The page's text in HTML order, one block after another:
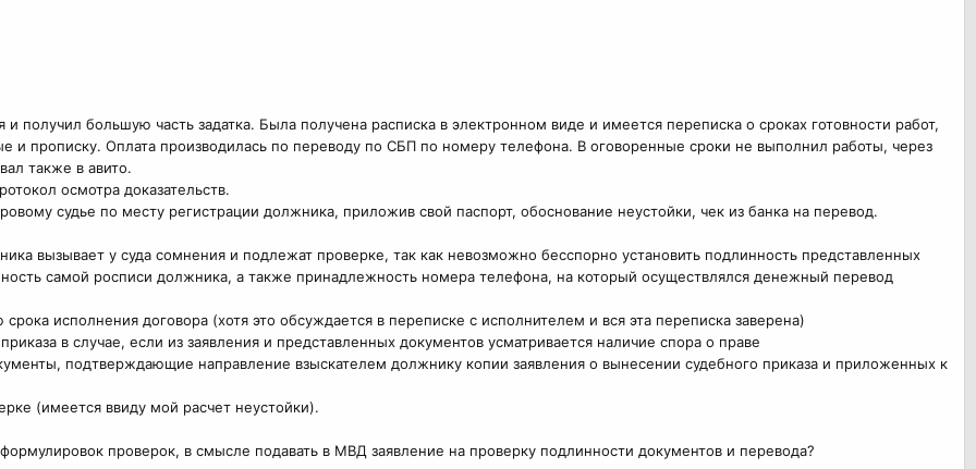
и получил большую часть задатка. Была получена расписка в электронном виде и имеется переписка о сроках готовности работ,
и прописку. Оплата производилась по переводу по СБП по номеру телефона. В оговоренные сроки не выполнил работы, через
также в авито.
осмотра доказательств.
судье по месту регистрации должника, приложив свой паспорт, обоснование неустойки, чек из банка на перевод.
вызывает у суда сомнения и подлежат проверке, так как невозможно бесспорно установить подлинность представленных
самой росписи должника, а также принадлежность номера телефона, на который осуществлялся денежный перевод
исполнения договора (хотя это обсуждается в переписке с исполнителем и вся эта переписка заверена)
в случае, если из заявления и представленных документов усматривается наличие спора о праве
подтверждающие направление взыскателем должнику копии заявления о вынесении судебного приказа и приложенных к
(имеется ввиду мой расчет неустойки).
проверок, в смысле подавать в МВД заявление на проверку подлинности документов и перевода?